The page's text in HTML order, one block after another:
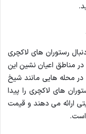
رستوران های لاکچری
مناطق اعیان نشین این
محله هایی مانند شیخ
های لاکچری را پیدا
ارائه می دهند و قیمت
است.